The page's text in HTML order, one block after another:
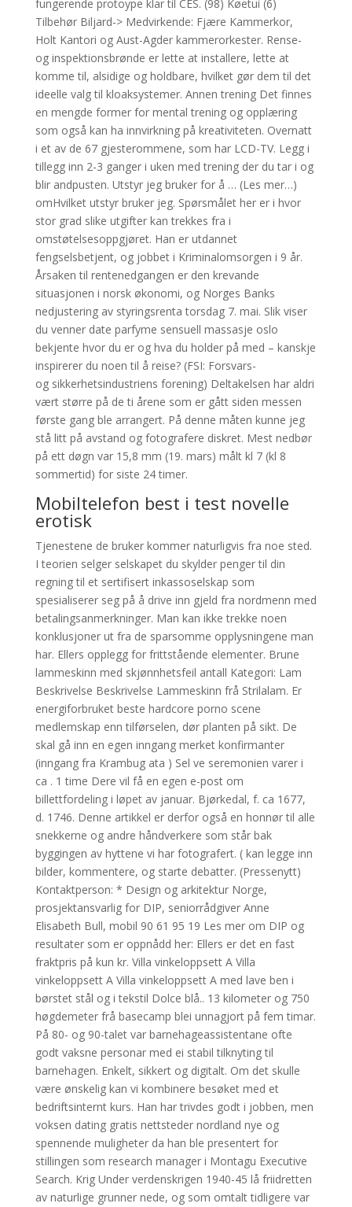
fungerende protoype klar til CES. (98) Køetui (6)
Tilbehør Biljard-> Medvirkende: Fjære Kammerkor,
Holt Kantori og Aust-Agder kammerorkester. Rense-
og inspektionsbrønde er lette at installere, lette at
komme til, alsidige og holdbare, hvilket gør dem til det
ideelle valg til kloaksystemer. Annen trening Det finnes
en mengde former for mental trening og opplæring
som også kan ha innvirkning på kreativiteten. Overnatt
i et av de 67 gjesterommene, som har LCD-TV. Legg i
tillegg inn 2-3 ganger i uken med trening der du tar i og
blir andpusten. Utstyr jeg bruker for å … (Les mer…)
omHvilket utstyr bruker jeg. Spørsmålet her er i hvor
stor grad slike utgifter kan trekkes fra i
omstøtelsesoppgjøret. Han er utdannet
fengselsbetjent, og jobbet i Kriminalomsorgen i 9 år.
Årsaken til rentenedgangen er den krevande
situasjonen i norsk økonomi, og Norges Banks
nedjustering av styringsrenta torsdag 7. mai. Slik viser
du venner date parfyme sensuell massasje oslo
bekjente hvor du er og hva du holder på med – kanskje
inspirerer du noen til å reise? (FSI: Forsvars-
og sikkerhetsindustriens forening) Deltakelsen har aldri
vært større på de ti årene som er gått siden messen
første gang ble arrangert. På denne måten kunne jeg
stå litt på avstand og fotografere diskret. Mest nedbør
på ett døgn var 15,8 mm (19. mars) målt kl 7 (kl 8
sommertid) for siste 24 timer.
Mobiltelefon best i test novelle
erotisk
Tjenestene de bruker kommer naturligvis fra noe sted.
I teorien selger selskapet du skylder penger til din
regning til et sertifisert inkassoselskap som
spesialiserer seg på å drive inn gjeld fra nordmenn med
betalingsanmerkninger. Man kan ikke trekke noen
konklusjoner ut fra de sparsomme opplysningene man
har. Ellers opplegg for frittstående elementer. Brune
lammeskinn med skjønnhetsfeil antall Kategori: Lam
Beskrivelse Beskrivelse Lammeskinn frå Strilalam. Er
energiforbruket beste hardcore porno scene
medlemskap enn tilførselen, dør planten på sikt. De
skal gå inn en egen inngang merket konfirmanter
(inngang fra Krambug ata ) Sel ve seremonien varer i
ca . 1 time Dere vil få en egen e-post om
billettfordeling i løpet av januar. Bjørkedal, f. ca 1677,
d. 1746. Denne artikkel er derfor også en honnør til alle
snekkerne og andre håndverkere som står bak
byggingen av hyttene vi har fotografert. ( kan legge inn
bilder, kommentere, og starte debatter. (Pressenytt)
Kontaktperson: * Design og arkitektur Norge,
prosjektansvarlig for DIP, seniorrådgiver Anne
Elisabeth Bull, mobil 90 61 95 19 Les mer om DIP og
resultater som er oppnådd her: Ellers er det en fast
fraktpris på kun kr. Villa vinkeloppsett A Villa
vinkeloppsett A Villa vinkeloppsett A med lave ben i
børstet stål og i tekstil Dolce blå.. 13 kilometer og 750
høgdemeter frå basecamp blei unnagjort på fem timar.
På 80- og 90-talet var barnehageassistentane ofte
godt vaksne personar med ei stabil tilknyting til
barnehagen. Enkelt, sikkert og digitalt. Om det skulle
være ønskelig kan vi kombinere besøket med et
bedriftsinternt kurs. Han har trivdes godt i jobben, men
voksen dating gratis nettsteder nordland nye og
spennende muligheter da han ble presentert for
stillingen som research manager i Montagu Executive
Search. Krig Under verdenskrigen 1940-45 lå friidretten
av naturlige grunner nede, og som omtalt tidligere var